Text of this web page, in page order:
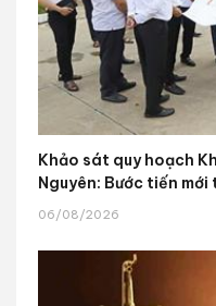
Khảo sát quy hoạch
Nguyên: Bước tiến
06/08/2026